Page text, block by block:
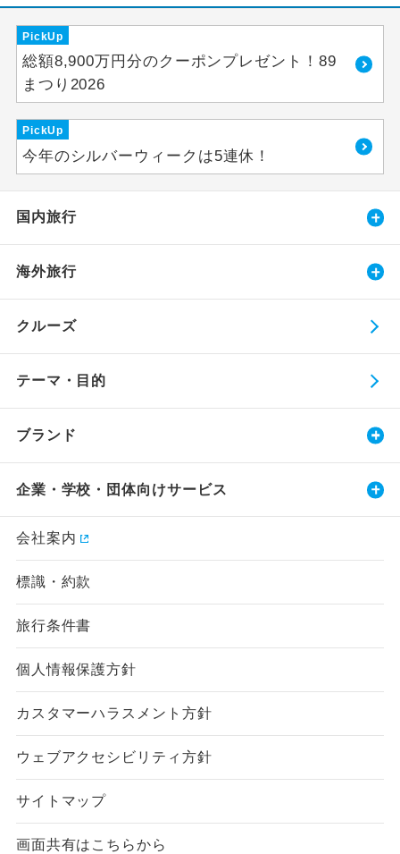
PickUp
総額8,900万円分のクーポンプレゼント！89
まつり2026
PickUp
今年のシルバーウィークは5連休！
国内旅行
海外旅行
クルーズ
テーマ・目的
ブランド
企業・学校・団体向けサービス
会社案内
標識・約款
旅行条件書
個人情報保護方針
カスタマーハラスメント方針
ウェブアクセシビリティ方針
サイトマップ
画面共有はこちらから